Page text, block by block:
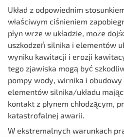
Układ z odpowiednim
właściwym ciśnieniem
płyn wrze w układzie, może
uszkodzeń silnika i elementów
wyniku kawitacji i erozji
tego zjawiska mogą być
pompy wody, wirnika i
elementów silnika/układu
kontakt z płynem chłodzącym,
katastrofalnej awarii.
W ekstremalnych warunkach